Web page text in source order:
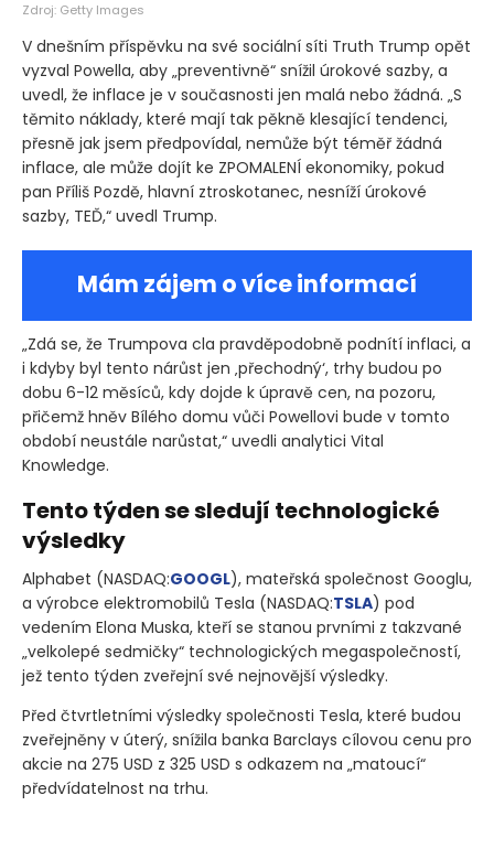
Zdroj: Getty Images
V dnešním příspěvku na své sociální síti Truth Trump opět
vyzval Powella, aby „preventivně“ snížil úrokové sazby, a
uvedl, že inflace je v současnosti jen malá nebo žádná. „S
těmito náklady, které mají tak pěkně klesající tendenci,
přesně jak jsem předpovídal, nemůže být téměř žádná
inflace, ale může dojít ke ZPOMALENÍ ekonomiky, pokud
pan Příliš Pozdě, hlavní ztroskotanec, nesníží úrokové
sazby, TEĎ,“ uvedl Trump.
Mám zájem o více informací
„Zdá se, že Trumpova cla pravděpodobně podnítí inflaci, a
i kdyby byl tento nárůst jen ‚přechodný‘, trhy budou po
dobu 6-12 měsíců, kdy dojde k úpravě cen, na pozoru,
přičemž hněv Bílého domu vůči Powellovi bude v tomto
období neustále narůstat,“ uvedli analytici Vital
Knowledge.
Tento týden se sledují technologické
výsledky
Alphabet (NASDAQ:GOOGL), mateřská společnost Googlu,
a výrobce elektromobilů Tesla (NASDAQ:TSLA) pod
vedením Elona Muska, kteří se stanou prvními z takzvané
„velkolepé sedmičky“ technologických megaspolečností,
jež tento týden zveřejní své nejnovější výsledky.
Před čtvrtletními výsledky společnosti Tesla, které budou
zveřejněny v úterý, snížila banka Barclays cílovou cenu pro
akcie na 275 USD z 325 USD s odkazem na „matoucí“
předvídatelnost na trhu.